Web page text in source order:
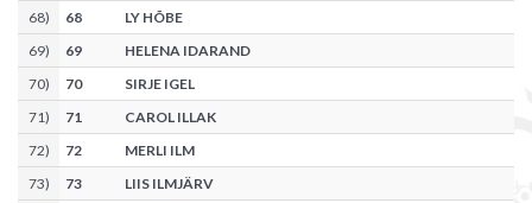
68) 68
LY HÕBE
69) 69
HELENA IDARAND
70) 70
SIRJE IGEL
71) 71
CAROL ILLAK
72) 72
MERLI ILM
73) 73
LIIS ILMJÄRV